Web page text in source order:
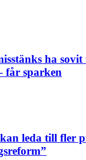
ha
får sparken
leda till fler